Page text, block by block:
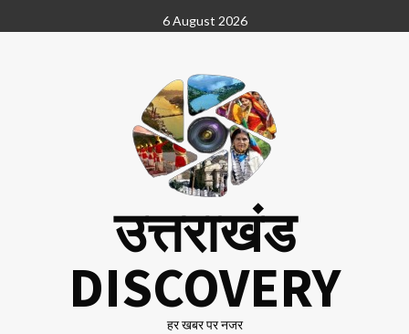
to
6 August 2026
उत्तराखंड
DISCOVERY
हर खबर पर नजर